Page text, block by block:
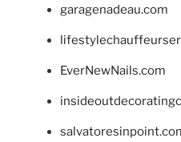
garagenadeau.com
EverNewNails.com